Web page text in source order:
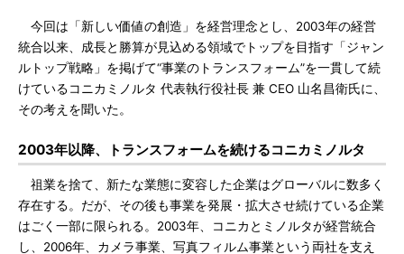
今回は「新しい価値の創造」を経営理念とし、2003年の経営
統合以来、成長と勝算が見込める領域でトップを目指す「ジャン
ルトップ戦略」を掲げて“事業のトランスフォーム”を一貫して続
けているコニカミノルタ 代表執行役社長 兼 CEO 山名昌衛氏に、
その考えを聞いた。
2003年以降、トランスフォームを続けるコニカミノルタ
祖業を捨て、新たな業態に変容した企業はグローバルに数多く
存在する。だが、その後も事業を発展・拡大させ続けている企業
はごく一部に限られる。2003年、コニカとミノルタが経営統合
し、2006年、カメラ事業、写真フィルム事業という両社を支え